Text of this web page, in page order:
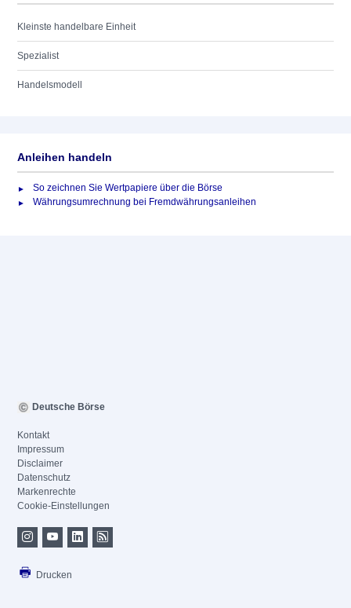
Kleinste handelbare Einheit
Spezialist
Handelsmodell
Anleihen handeln
So zeichnen Sie Wertpapiere über die Börse
Währungsumrechnung bei Fremdwährungsanleihen
Deutsche Börse
Kontakt
Impressum
Disclaimer
Datenschutz
Markenrechte
Cookie-Einstellungen
Drucken